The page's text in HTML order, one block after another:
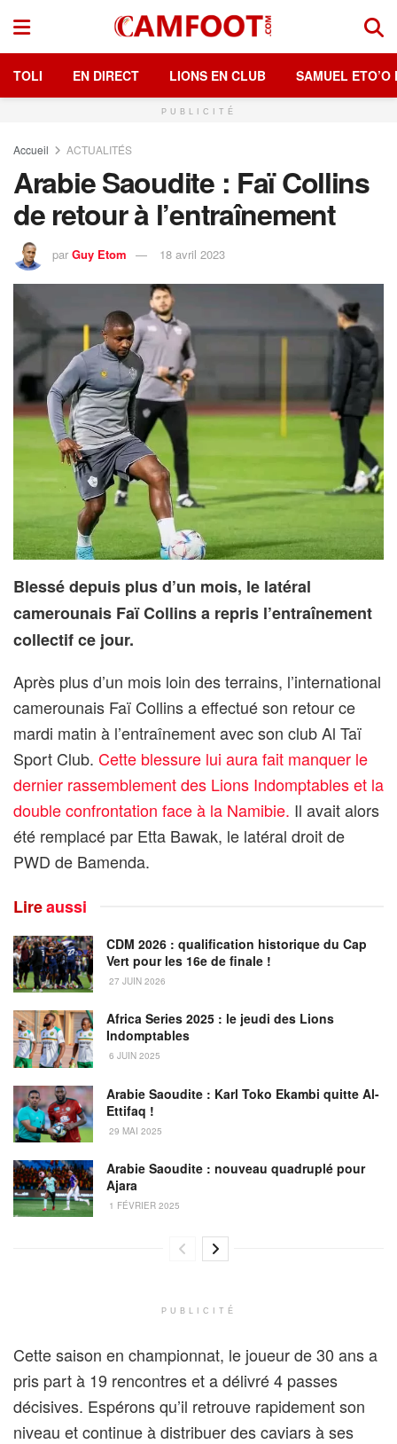
TOLI EN DIRECT LIONS EN CLUB SAMUEL ETO’O
PUBLICITÉ
Accueil ACTUALITÉS
Arabie Saoudite : Faï Collins
de retour à l’entraînement
par Guy Etom 18 avril 2023
Blessé depuis plus d’un mois, le latéral
camerounais Faï Collins a repris l’entraînement
collectif ce jour.
Après plus d’un mois loin des terrains, l’international
camerounais Faï Collins a effectué son retour ce
mardi matin à l’entraînement avec son club Al Taï
Sport Club. Cette blessure lui aura fait manquer le
dernier rassemblement des Lions Indomptables et la
double confrontation face à la Namibie. Il avait alors
été remplacé par Etta Bawak, le latéral droit de
PWD de Bamenda.
Lireaussi
CDM 2026 : qualification historique du Cap
Vert pour les 16e de finale !
27 JUIN 2026
Africa Series 2025 : le jeudi des Lions
Indomptables
6 JUIN 2025
Arabie Saoudite : Karl Toko Ekambi quitte Al-
Ettifaq !
29 MAI 2025
Arabie Saoudite : nouveau quadruplé pour
Ajara
1 FÉVRIER 2025
PUBLICITÉ
Cette saison en championnat, le joueur de 30 ans a
pris part à 19 rencontres et a délivré 4 passes
décisives. Espérons qu’il retrouve rapidement son
niveau et continue à distribuer des caviars à ses